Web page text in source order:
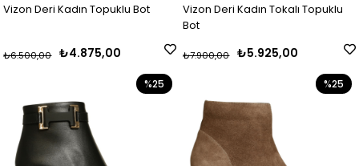
Vizon Deri Kadın Topuklu Bot
₺4.875,00
₺6.500,00
Vizon Deri Kadın Tokalı Topuklu
Bot
₺5.925,00
₺7.900,00
%25 %25